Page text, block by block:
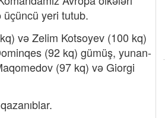
üçüncü yeri tutub.
və Zelim Kotsoyev (100 kq)
(92 kq) gümüş, yunan-
(97 kq) və Giorgi